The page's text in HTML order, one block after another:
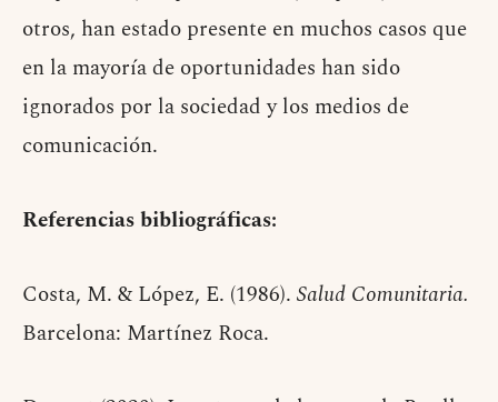
otros, han estado presente en muchos casos que
en la mayoría de oportunidades han sido
ignorados por la sociedad y los medios de
comunicación.
Referencias bibliográficas:
Costa, M. & López, E. (1986). Salud Comunitaria.
Barcelona: Martínez Roca.